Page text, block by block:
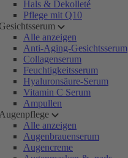
Hals & Dekolleté
Pflege mit Q10
Alle anzeigen
Anti-Aging-Gesichtsserum
Collagenserum
Feuchtigkeitsserum
Hyaluronsäure-Serum
Vitamin C Serum
Ampullen
Augenpflege
Alle anzeigen
Augenbrauenserum
Augencreme